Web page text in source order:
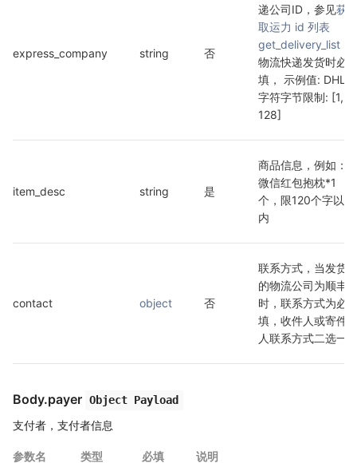
express_company string 否
递公司ID，参见获
取运力 id 列表
get_delivery_list
物流快递发货时必
填， 示例值: DHL
字符字节限制: [1,
128]
item_desc string 是
商品信息，例如：
微信红包抱枕*1
个，限120个字以
内
contact object 否
联系方式，当发货
的物流公司为顺丰
时，联系方式为必
填，收件人或寄件
人联系方式二选一
Body.payer Object Payload
支付者，支付者信息
参数名 类型 必填 说明